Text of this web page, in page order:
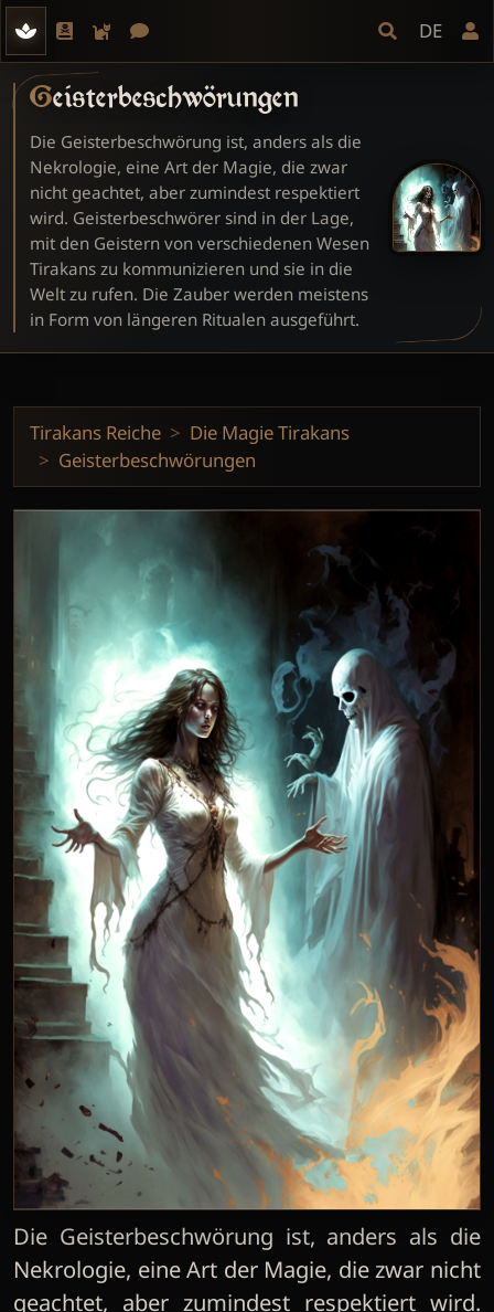
DE
Geisterbeschwörungen
Die Geisterbeschwörung ist, anders als die
Nekrologie, eine Art der Magie, die zwar
nicht geachtet, aber zumindest respektiert
wird. Geisterbeschwörer sind in der Lage,
mit den Geistern von verschiedenen Wesen
Tirakans zu kommunizieren und sie in die
Welt zu rufen. Die Zauber werden meistens
in Form von längeren Ritualen ausgeführt.
Tirakans Reiche
Die Magie Tirakans
Geisterbeschwörungen
Die Geisterbeschwörung ist, anders als die
Nekrologie, eine Art der Magie, die zwar nicht
geachtet, aber zumindest respektiert wird.